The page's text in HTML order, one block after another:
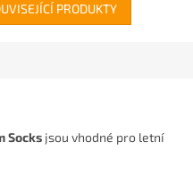
PRODUKTY
Socks jsou vhodné pro letní